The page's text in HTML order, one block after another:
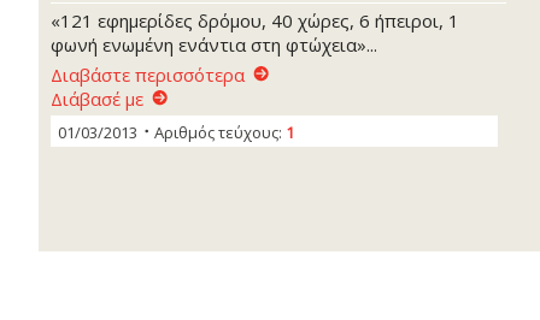
«121 εφημερίδες δρόμου, 40 χώρες, 6 ήπειροι, 1
φωνή ενωμένη ενάντια στη φτώχεια»...
Διαβάστε περισσότερα
Διάβασέ με
01/03/2013 Αριθμός τεύχους: 1